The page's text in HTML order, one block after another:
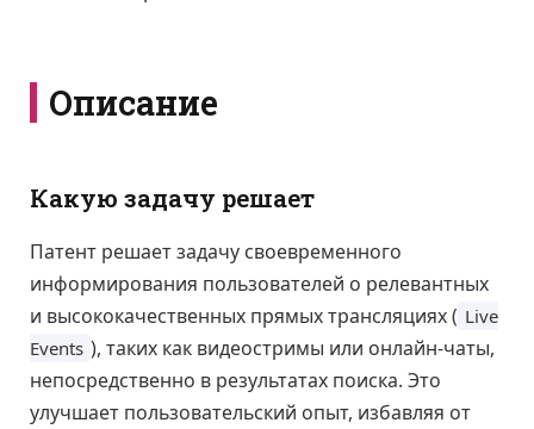
Описание
Какую задачу решает
Патент решает задачу своевременного
информирования пользователей о релевантных
и высококачественных прямых трансляциях ( Live
Events ), таких как видеостримы или онлайн-чаты,
непосредственно в результатах поиска. Это
улучшает пользовательский опыт, избавляя от